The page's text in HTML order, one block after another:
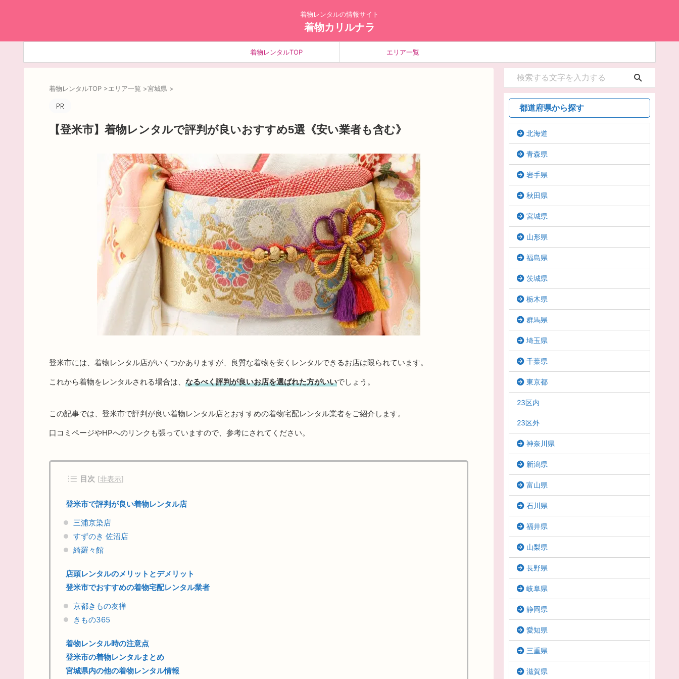
着物レンタルの情報サイト
着物カリルナラ
着物レンタルTOP エリア一覧
着物レンタルTOP >エリア一覧 >宮城県 >
【登米市】着物レンタルで評判が良いおすすめ5選《安い業者も含む》
登米市には、着物レンタル店がいくつかありますが、良質な着物を安くレンタルできるお店は限られています。
これから着物をレンタルされる場合は、 なるべく評判が良いお店を選ばれた方がいいでしょう。
この記事では、登米市で評判が良い着物レンタル店とおすすめの着物宅配レンタル業者をご紹介します。
口コミページやHPへのリンクも張っていますので、参考にされてください。
目次 [非表示]
登米市で評判が良い着物レンタル店
三浦京染店
すずのき 佐沼店
綺羅々館
店頭レンタルのメリットとデメリット
登米市でおすすめの着物宅配レンタル業者
京都きもの友禅
きもの365
着物レンタル時の注意点
登米市の着物レンタルまとめ
宮城県内の他の着物レンタル情報
都道府県から探す
北海道
青森県
岩手県
秋田県
宮城県
山形県
福島県
茨城県
栃木県
群馬県
埼玉県
千葉県
東京都
23区内
23区外
神奈川県
新潟県
富山県
石川県
福井県
山梨県
長野県
岐阜県
静岡県
愛知県
三重県
滋賀県